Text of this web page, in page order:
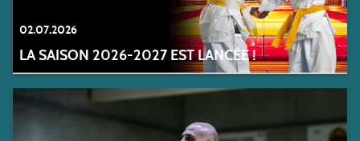
02.07.2026
LA SAISON 2026-2027 EST LANCÉE !